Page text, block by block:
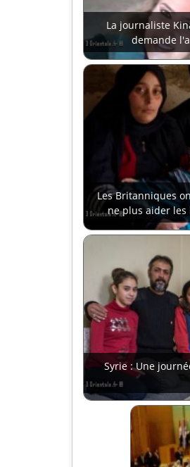
La journaliste
demande
Les Britanniques
ne plus aider les
Syrie : Une